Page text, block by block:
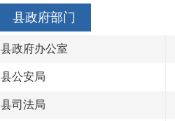
县政府部门
县政府办公室
县公安局
县司法局